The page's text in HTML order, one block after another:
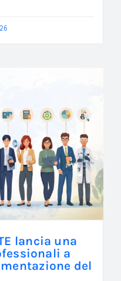
lancia una
a
del